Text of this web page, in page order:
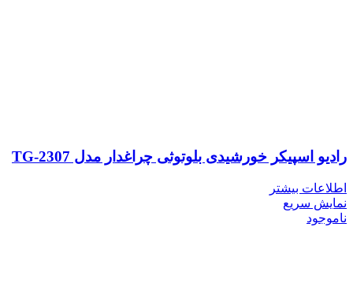
رادیو اسپیکر خورشیدی بلوتوثی چراغدار مدل TG-2307
اطلاعات بیشتر
نمایش سریع
ناموجود